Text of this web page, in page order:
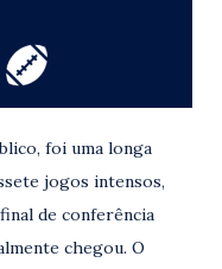
foi uma longa
jogos intensos,
de conferência
chegou. O